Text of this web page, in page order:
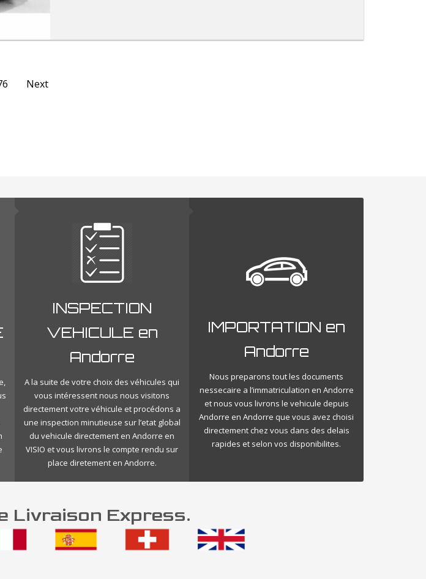
Next
INSPECTION
VEHICULE en
Andorre
A la suite de votre choix des véhicules qui
vous intéressent nous nous visitons
directement votre véhicule et procédons a
une inspection minutieuse sur l’etat global
du vehicule directement en Andorre en
VISIO et vous livrons le compte rendu sur
place diretement en Andorre.
IMPORTATION en
Andorre
Nous preparons tout les documents
nessecaire a l’immatriculation en Andorre
et nous vous livrons le vehicule depuis
Andorre en Andorre que vous avez choisi
directement chez vous dans des delais
rapides et selon vos disponibilites.
Livraison Express.